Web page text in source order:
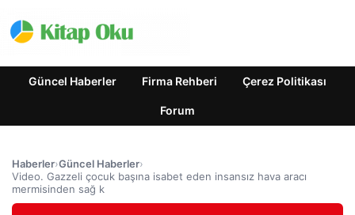
Güncel Haberler Firma Rehberi Çerez Politikası
Forum
Haberler›Güncel Haberler›
Video. Gazzeli çocuk başına isabet eden insansız hava aracı
mermisinden sağ k